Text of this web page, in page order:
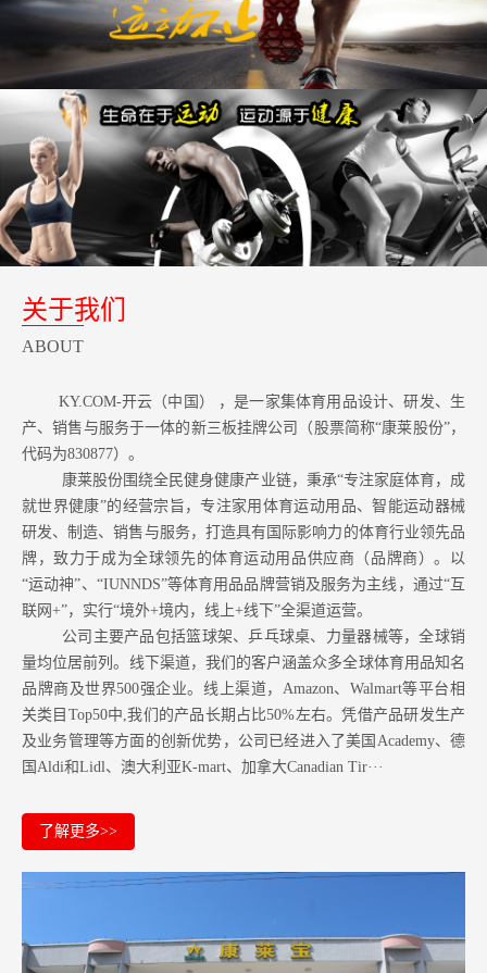
关于我们
ABOUT
KY.COM-开云（中国） ，是一家集体育用品设计、研发、生
产、销售与服务于一体的新三板挂牌公司（股票简称“康莱股份”，
代码为830877）。
康莱股份围绕全民健身健康产业链，秉承“专注家庭体育，成
就世界健康”的经营宗旨，专注家用体育运动用品、智能运动器械
研发、制造、销售与服务，打造具有国际影响力的体育行业领先品
牌，致力于成为全球领先的体育运动用品供应商（品牌商）。以
“运动神”、“IUNNDS”等体育用品品牌营销及服务为主线，通过“互
联网+”，实行“境外+境内，线上+线下”全渠道运营。
公司主要产品包括篮球架、乒乓球桌、力量器械等，全球销
量均位居前列。 线下渠道，我们的客户涵盖众多全球体育用品知名
品牌商及世界500强企业。 线上渠道，Amazon、Walmart等平台相
关类目Top50中,我们的产品长期占比50%左右。凭借产品研发生产
及业务管理等方面的创新优势，公司已经进入了美国Academy、德
国Aldi和Lidl、澳大利亚K-mart、加拿大Canadian Tir···
了解更多>>